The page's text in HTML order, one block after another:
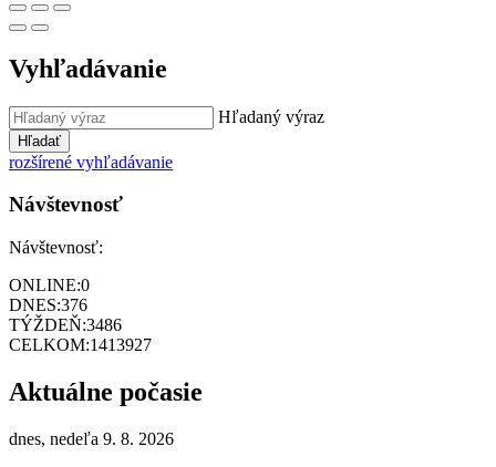
Vyhľadávanie
Hľadaný výraz
Hľadať
rozšírené vyhľadávanie
Návštevnosť
Návštevnosť:
ONLINE:0
DNES:376
TÝŽDEŇ:3486
CELKOM:1413927
Aktuálne počasie
dnes, nedeľa 9. 8. 2026